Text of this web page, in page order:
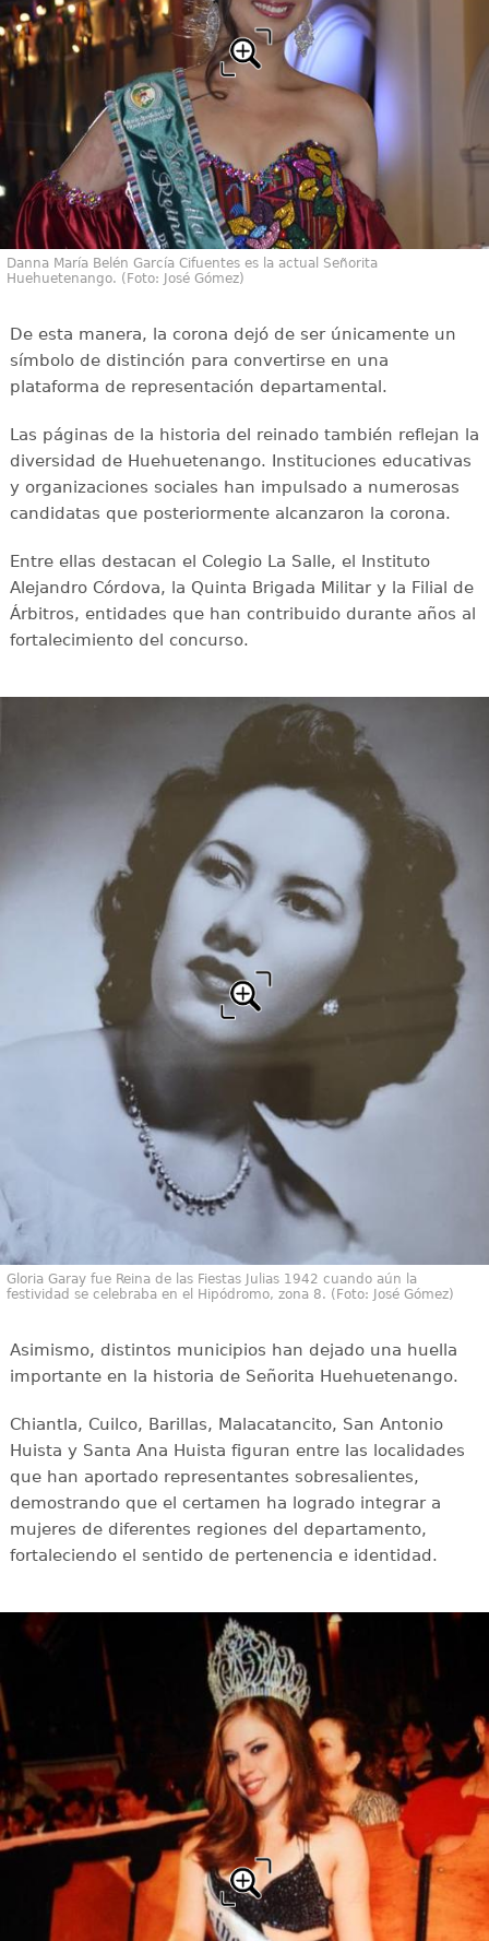
Danna María Belén García Cifuentes es la actual Señorita
Huehuetenango. (Foto: José Gómez)
De esta manera, la corona dejó de ser únicamente un
símbolo de distinción para convertirse en una
plataforma de representación departamental.
Las páginas de la historia del reinado también reflejan la
diversidad de Huehuetenango. Instituciones educativas
y organizaciones sociales han impulsado a numerosas
candidatas que posteriormente alcanzaron la corona.
Entre ellas destacan el Colegio La Salle, el Instituto
Alejandro Córdova, la Quinta Brigada Militar y la Filial de
Árbitros, entidades que han contribuido durante años al
fortalecimiento del concurso.
Gloria Garay fue Reina de las Fiestas Julias 1942 cuando aún la
festividad se celebraba en el Hipódromo, zona 8. (Foto: José Gómez)
Asimismo, distintos municipios han dejado una huella
importante en la historia de Señorita Huehuetenango.
Chiantla, Cuilco, Barillas, Malacatancito, San Antonio
Huista y Santa Ana Huista figuran entre las localidades
que han aportado representantes sobresalientes,
demostrando que el certamen ha logrado integrar a
mujeres de diferentes regiones del departamento,
fortaleciendo el sentido de pertenencia e identidad.